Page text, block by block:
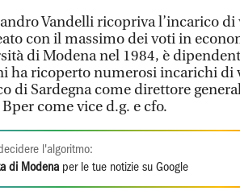
Vandelli ricopriva l’incarico
con il massimo dei voti in
di Modena nel 1984, è
ha ricoperto numerosi incarichi di
di Sardegna come direttore
come vice d.g. e cfo.
l'algoritmo:
di Modena per le tue notizie su Google